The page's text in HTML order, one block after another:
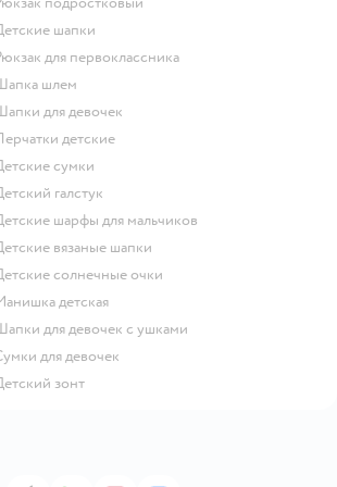
Детские шапки
Рюкзак для первоклассника
Шапка шлем
Шапки для девочек
Перчатки детские
Детские сумки
Детский галстук
Детские шарфы для мальчиков
Детские вязаные шапки
Детские солнечные очки
Манишка детская
Шапки для девочек с ушками
Сумки для девочек
Детский зонт